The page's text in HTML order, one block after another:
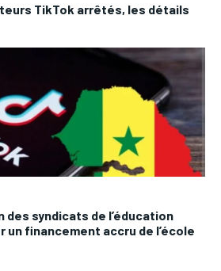
TikTok arrêtés, les détails
des syndicats de l’éducation
un financement accru de l’école